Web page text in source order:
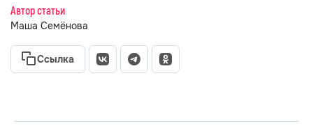
Автор статьи
Маша Семёнова
Ссылка